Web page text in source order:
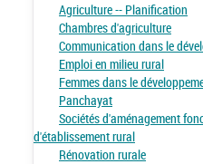
Agriculture -- Planification
Chambres d'agriculture
Communication dans le
Emploi en milieu rural
Femmes dans le
Panchayat
Sociétés d'aménagement
d'établissement rural
Rénovation rurale